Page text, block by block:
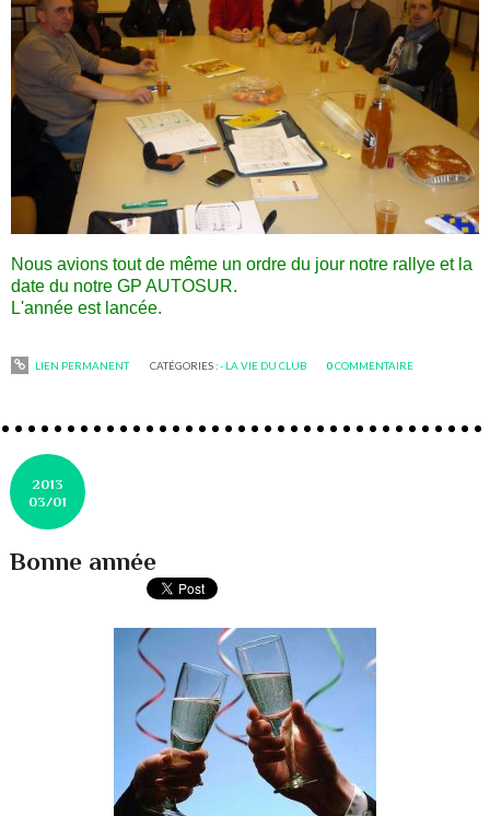
Nous avions tout de même un ordre du jour notre rallye et la
date du notre GP AUTOSUR.
L'année est lancée.
LIEN PERMANENT CATÉGORIES :- LA VIE DU CLUB 0COMMENTAIRE
2013
03/01
Bonne année